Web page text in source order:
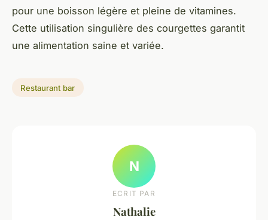
pour une boisson légère et pleine de vitamines.
Cette utilisation singulière des courgettes garantit
une alimentation saine et variée.
Restaurant bar
N
ECRIT PAR
Nathalie